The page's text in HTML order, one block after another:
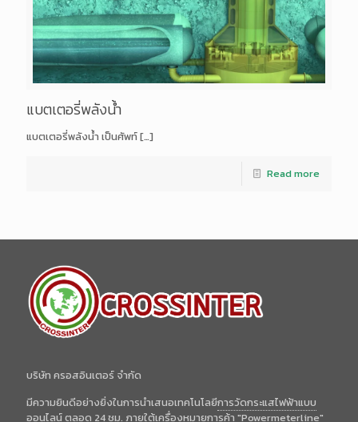
แบตเตอรี่พลังน้ำ
แบตเตอรี่พลังน้ำ เป็นศัพท์[…]
Read more
บริษัท ครอสอินเตอร์ จำกัด
มีความยินดีอย่างยิ่งในการนำเสนอเทคโนโลยีการวัดกระแสไฟฟ้าแบบ
ออนไลน์ตลอด 24 ชม. ภายใต้เครื่องหมายการค้า "Powermeterline"